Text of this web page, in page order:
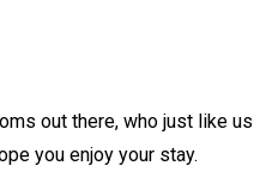
out there, who just like us
you enjoy your stay.